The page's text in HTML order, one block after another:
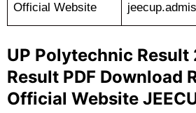
Official Website
UP Polytechnic
Result PDF Download
Official Website